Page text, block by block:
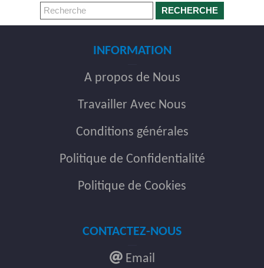
RECHERCHE
INFORMATION
A propos de Nous
Travailler Avec Nous
Conditions générales
Politique de Confidentialité
Politique de Cookies
CONTACTEZ-NOUS
Email